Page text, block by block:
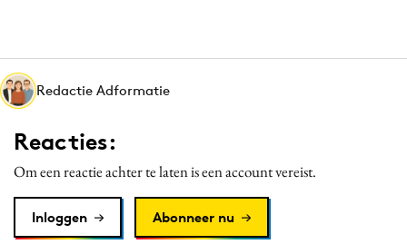
Martech
Merkstrategie
PR
Programmatic
Purpose Marketing
Redactie Adformatie
Reacties:
Om een reactie achter te laten is een account vereist.
Inloggen Abonneer nu